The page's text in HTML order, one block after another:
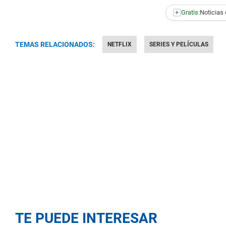
+ Gratis:Noticias
TEMAS RELACIONADOS: NETFLIX SERIES Y PELÍCULAS
TE PUEDE INTERESAR